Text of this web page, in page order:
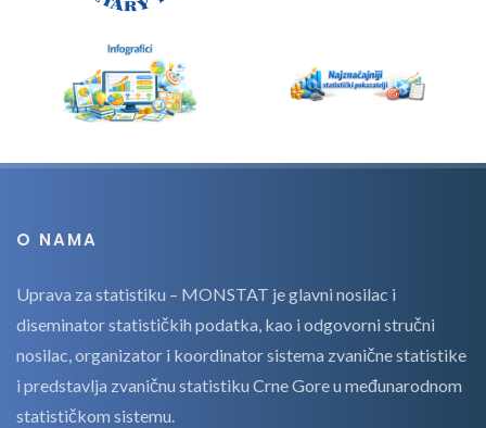
O NAMA
Uprava za statistiku – MONSTAT je glavni nosilac i
diseminator statističkih podatka, kao i odgovorni stručni
nosilac, organizator i koordinator sistema zvanične statistike
i predstavlja zvaničnu statistiku Crne Gore u međunarodnom
statističkom sistemu.